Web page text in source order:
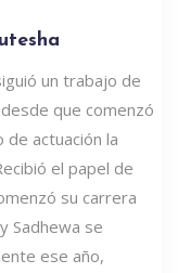
un trabajo de
que comenzó
de actuación la
el papel de
su carrera
Sadhewa se
ese año,